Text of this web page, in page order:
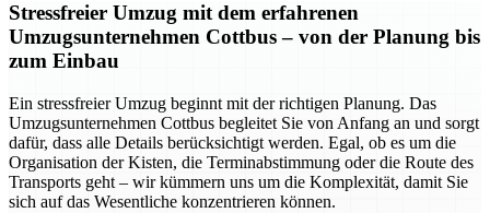
Stressfreier Umzug mit dem erfahrenen
Umzugsunternehmen Cottbus – von der Planung bis
zum Einbau
Ein stressfreier Umzug beginnt mit der richtigen Planung. Das
Umzugsunternehmen Cottbus begleitet Sie von Anfang an und sorgt
dafür, dass alle Details berücksichtigt werden. Egal, ob es um die
Organisation der Kisten, die Terminabstimmung oder die Route des
Transports geht – wir kümmern uns um die Komplexität, damit Sie
sich auf das Wesentliche konzentrieren können.